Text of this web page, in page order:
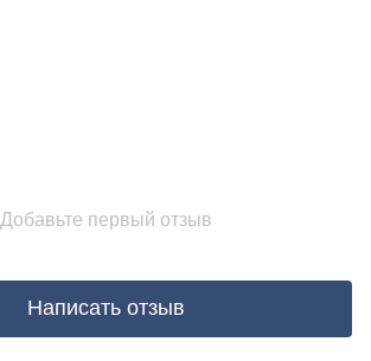
Добавьте первый отзыв
Написать отзыв